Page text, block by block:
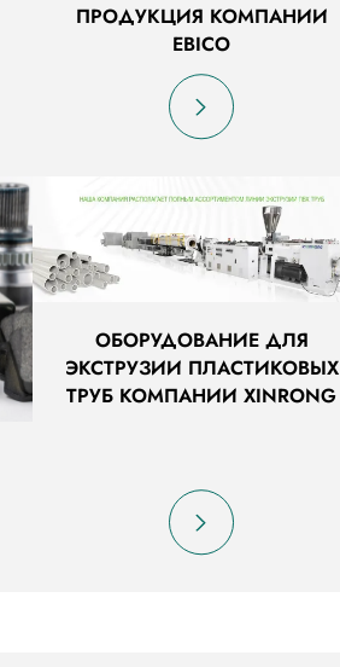
ПРОДУКЦИЯ КОМПАНИИ
EBICO
ОБОРУДОВАНИЕ ДЛЯ
ЭКСТРУЗИИ ПЛАСТИКОВЫХ
ТРУБ КОМПАНИИ XINRONG